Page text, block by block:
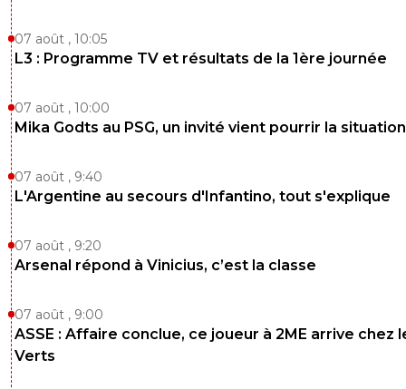
07 août , 10:05
L3 : Programme TV et résultats de la 1ère journée
07 août , 10:00
Mika Godts au PSG, un invité vient pourrir la situation
07 août , 9:40
L'Argentine au secours d'Infantino, tout s'explique
07 août , 9:20
Arsenal répond à Vinicius, c’est la classe
07 août , 9:00
ASSE : Affaire conclue, ce joueur à 2ME arrive chez
Verts